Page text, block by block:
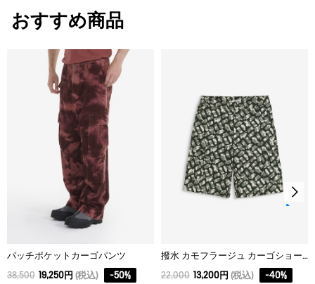
脱水後、つり干し乾燥がよい。
アイロン仕上げ処理ができる。底面温度110℃を限度として
スチームなしでアイロン仕上げ。
ドライクリーニング処理ができない。
ウェットクリーニング処理ができる。：通常の処理
ややリラックスフィット
サイズ ウエスト
L(42)
XL(44) 42
M(40) 41
S(38) 40.5
おすすめ商品
パッチポケットカーゴパンツ
38,500 19,250円 (税込) -50%
撥水 カモフラージュ カーゴショーツ
22,000 13,200円 (税込) -40%